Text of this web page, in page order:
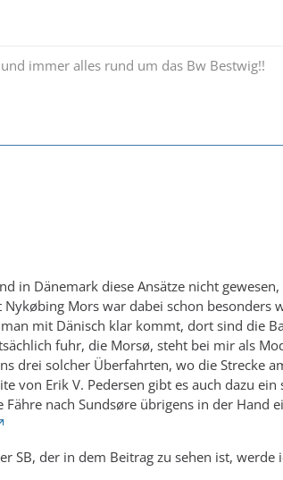
immer alles rund um das Bw Bestwig!!
in Dänemark diese Ansätze nicht
Mors war dabei schon besonders
mit Dänisch klar kommt, dort sind die
fuhr, die Morsø, steht bei mir als
drei solcher Überfahrten, wo die Strecke
von Erik V. Pedersen gibt es auch dazu
nach Sundsøre übrigens in der Hand
SB, der in dem Beitrag zu sehen ist,